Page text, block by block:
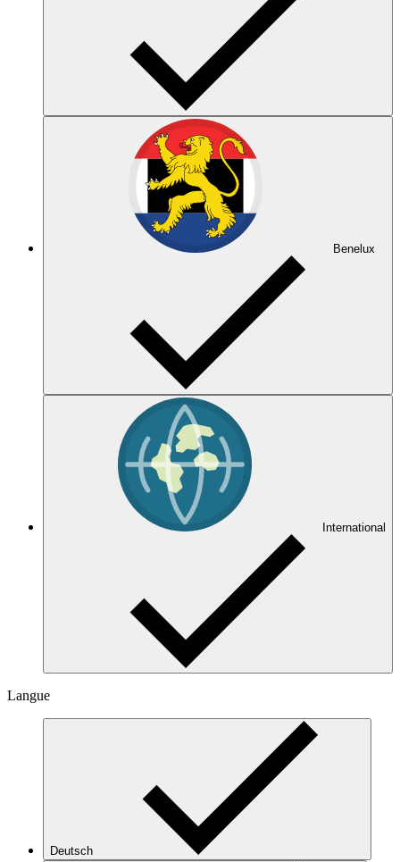
Benelux
International
Langue
Deutsch